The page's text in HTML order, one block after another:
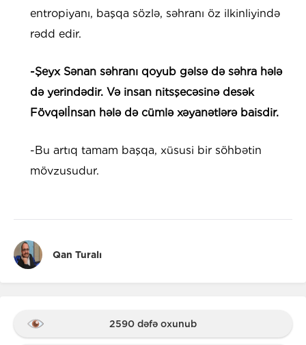
entropiyanı, başqa sözlə, səhranı öz ilkinliyində
rədd edir.
-Şeyx Sənan səhranı qoyub gəlsə də səhra hələ
də yerindədir. Və insan nitsşecəsinə desək
Fövqəlİnsan hələ də cümlə xəyanətlərə baisdir.
-Bu artıq tamam başqa, xüsusi bir söhbətin
mövzusudur.
Qan Turalı
2590 dəfə oxunub